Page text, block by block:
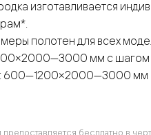
изготавливается
полотен для всех
мм с шагом
600—1200×2000—3000 мм
бесплатно в